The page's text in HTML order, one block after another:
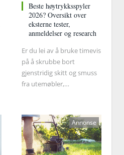
Beste høytrykksspyler
2026? Oversikt over
eksterne tester,
anmeldelser og research
Er du lei av å bruke timevis
på å skrubbe bort
gjenstridig skitt og smuss
fra utemøbler,
Annonse